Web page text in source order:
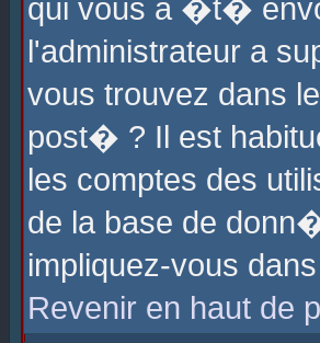
qui vous a �t�
l'administrateur a
vous trouvez dans
post� ? Il est
les comptes des
de la base de
impliquez-vous
Revenir en haut de